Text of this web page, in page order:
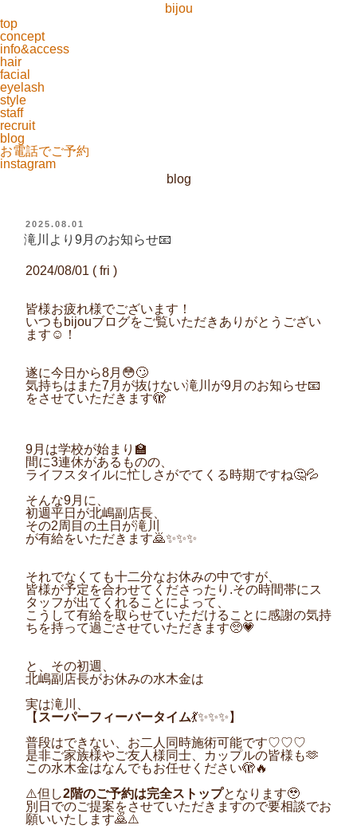
bijou
top
concept
info&access
hair
facial
eyelash
style
staff
recruit
blog
お電話でご予約
instagram
blog
投
稿
日:
2025.08.01
滝川より9月のお知らせ📧
2024/08/01 ( fri )
皆様お疲れ様でございます！
いつもbijouブログをご覧いただきありがとうござい
ます☺！
遂に今日から8月😳🙄
気持ちはまた7月が抜けない滝川が9月のお知らせ📧
をさせていただきます🫣
9月は学校が始まり🏫
間に3連休があるものの、
ライフスタイルに忙しさがでてくる時期ですね🤔💦
そんな9月に、
初週平日が北嶋副店長、
その2周目の土日が滝川
が有給をいただきます🙇✨✨✨
それでなくても十二分なお休みの中ですが、
皆様が予定を合わせてくださったり.その時間帯にス
タッフが出てくれることによって、
こうして有給を取らせていただけることに感謝の気持
ちを持って過ごさせていただきます🥺💗
と、その初週、
北嶋副店長がお休みの水木金は
実は滝川、
【 スーパーフィーバータイム💃✨✨✨】
普段はできない、お二人同時施術可能です♡♡♡
是非ご家族様やご友人様同士、カップルの皆様も🫶
この水木金はなんでもお任せください🫣🔥
⚠️但し2階のご予約は完全ストップとなります🥹
別日でのご提案をさせていただきますので要相談でお
願いいたします🙇⚠️